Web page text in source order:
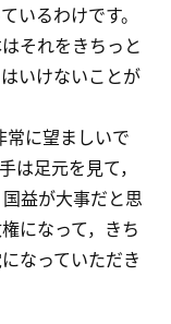
いるわけです。
それをきちっと
いけないことが
に望ましいで
は足元を見て，
益が大事だと思
になって，きち
なっていただき